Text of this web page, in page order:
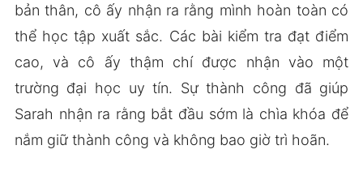
bản thân, cô ấy nhận ra rằng mình hoàn toàn có
thể học tập xuất sắc. Các bài kiểm tra đạt điểm
cao, và cô ấy thậm chí được nhận vào một
trường đại học uy tín. Sự thành công đã giúp
Sarah nhận ra rằng bắt đầu sớm là chìa khóa để
nắm giữ thành công và không bao giờ trì hoãn.